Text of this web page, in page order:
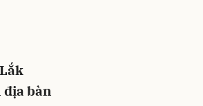
địa bàn